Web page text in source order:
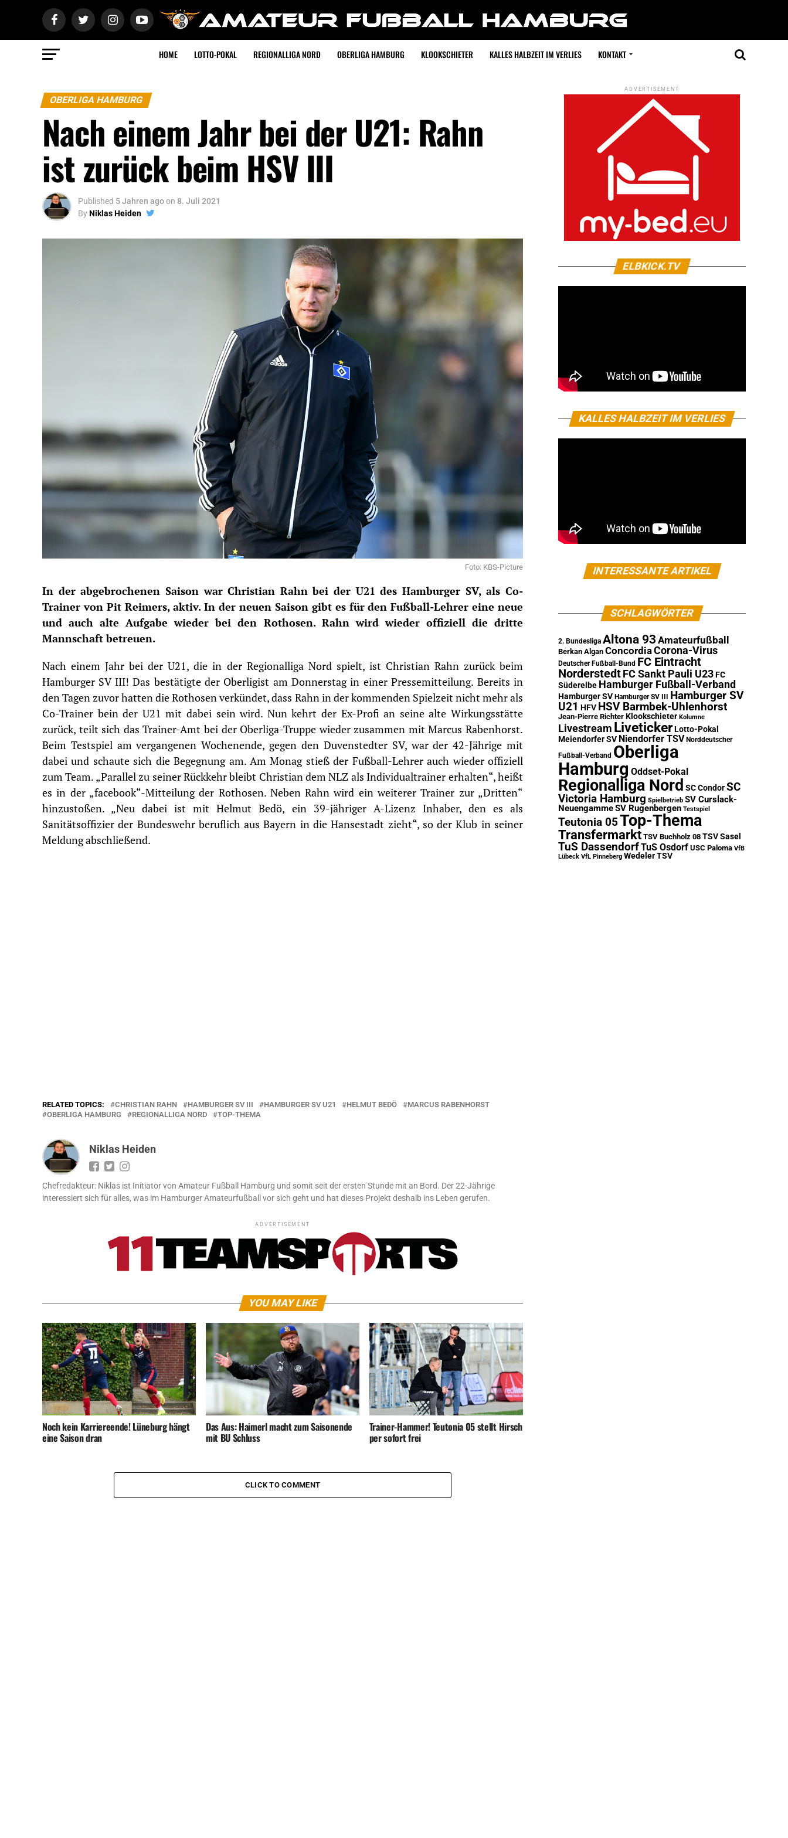
HOME LOTTO-POKAL REGIONALLIGA NORD OBERLIGA HAMBURG KLOOKSCHIETER KALLES HALBZEIT IM VERLIES KONTAKT
OBERLIGA HAMBURG
Nach einem Jahr bei der U21: Rahn
ist zurück beim HSV III
Published 5 Jahren agoon 8. Juli 2021
ByNiklas Heiden
Foto: KBS-Picture
In der abgebrochenen Saison war Christian Rahn bei der U21 des Hamburger SV, als Co-
Trainer von Pit Reimers, aktiv. In der neuen Saison gibt es für den Fußball-Lehrer eine neue
und auch alte Aufgabe wieder bei den Rothosen. Rahn wird wieder offiziell die dritte
Mannschaft betreuen.
Nach einem Jahr bei der U21, die in der Regionalliga Nord spielt, ist Christian Rahn zurück beim
Hamburger SV III! Das bestätigte der Oberligist am Donnerstag in einerPressemitteilung. Bereits in
den Tagen zuvor hatten die Rothosen verkündet, dass Rahn in der kommenden Spielzeit nicht mehr als
Co-Trainer bein der U21 mit dabei sein wird. Nun kehrt der Ex-Profi an seine alte Wirkungsstätte
zurück, teilt sich das Trainer-Amt bei der Oberliga-Truppe wieder zusammen mit Marcus Rabenhorst.
Beim Testspiel am vergangenen Wochenende, gegen den Duvenstedter SV, war der 42-Jährige mit
dabei und schaute sich die Begegnung am. Am Monag stieß der Fußball-Lehrer auch wieder offiziell
zum Team. „Parallel zu seiner Rückkehr bleibt Christian dem NLZ als Individualtrainer erhalten“, heißt
es in der „facebook“-Mitteilung der Rothosen. Neben Rahn wird ein weiterer Trainer zur „Dritten“
hinzustoßen. „Neu dabei ist mit Helmut Bedö, ein 39-jähriger A-Lizenz Inhaber, den es als
Sanitätsoffizier der Bundeswehr beruflich aus Bayern in die Hansestadt zieht“, so der Klub in seiner
Meldung abschließend.
RELATED TOPICS: CHRISTIAN RAHN HAMBURGER SV III HAMBURGER SV U21 HELMUT BEDÖ
MARCUS RABENHORST
OBERLIGA HAMBURG
REGIONALLIGA NORD TOP-THEMA
Niklas Heiden
Chefredakteur: Niklas ist Initiator von Amateur Fußball Hamburg und somit seit der ersten Stunde mit an Bord. Der 22-Jährige
interessiert sich für alles, was im Hamburger Amateurfußball vor sich geht und hat dieses Projekt deshalb ins Leben gerufen.
ADVERTISEMENT
YOU MAY LIKE
Noch kein Karriereende! Lüneburg hängt
eine Saison dran
Das Aus: Haimerl macht zum Saisonende
mit BU Schluss
Trainer-Hammer! Teutonia 05 stellt Hirsch
per sofort frei
CLICK TO COMMENT
ADVERTISEMENT
ELBKICK.TV
KALLES HALBZEIT IM VERLIES
INTERESSANTE ARTIKEL
SCHLAGWÖRTER
2. Bundesliga Altona 93 Amateurfußball
Berkan Algan ConcordiaCorona-Virus
Deutscher Fußball-Bund FC Eintracht
Norderstedt FC Sankt Pauli U23FC
Süderelbe Hamburger Fußball-Verband
Hamburger SV Hamburger SV III
Hamburger SV
U21 HFV HSV Barmbek-Uhlenhorst
Jean-Pierre Richter Klookschieter Kolumne
Livestream LivetickerLotto-Pokal
Meiendorfer SV Niendorfer TSV Norddeutscher
Fußball-Verband Oberliga
Hamburg Oddset-Pokal
Regionalliga Nord SC CondorSC
Victoria Hamburg Spielbetrieb SV Curslack-
NeuengammeSV Rugenbergen Testspiel
Teutonia 05Top-Thema
Transfermarkt TSV Buchholz 08 TSV Sasel
TuS DassendorfTuS Osdorf USC Paloma VfB
Lübeck VfL Pinneberg Wedeler TSV